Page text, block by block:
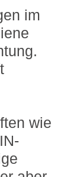
im
wie